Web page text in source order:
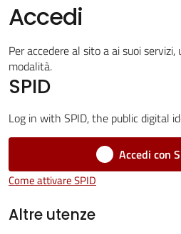
Amministrazione
Menu selezionato
Novità
Servizi
Castel
Maggiore
Accedi
Per accedere al sito a ai suoi
modalità.
SPID
Log in with SPID, the public digital
Accedi con
Come attivare SPID
Altre utenze